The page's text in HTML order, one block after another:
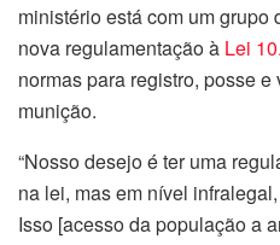
ministério está com um grupo
nova regulamentação à Lei
normas para registro, posse
munição.
“Nosso desejo é ter uma
na lei, mas em nível
Isso [acesso da população a